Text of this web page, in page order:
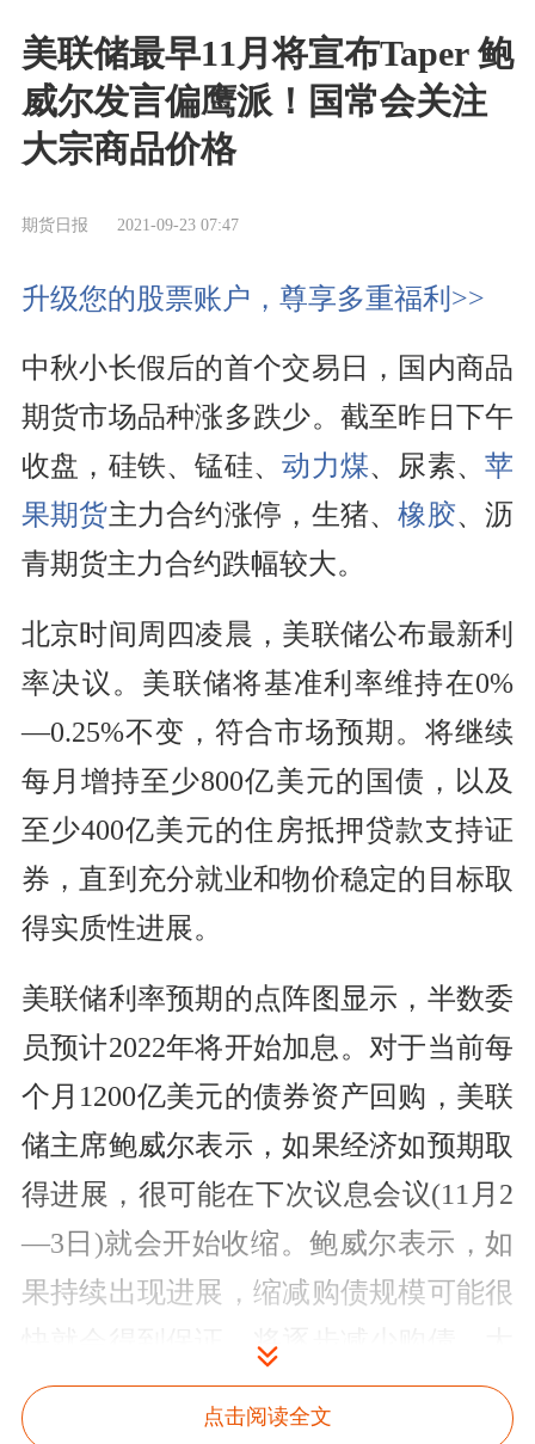
美联储最早11月将宣布Taper 鲍
威尔发言偏鹰派！国常会关注
大宗商品价格
期货日报 2021-09-23 07:47
升级您的股票账户，尊享多重福利>>
中秋小长假后的首个交易日，国内商品
期货市场品种涨多跌少。截至昨日下午
收盘，硅铁、锰硅、动力煤、尿素、苹
果期货主力合约涨停，生猪、橡胶、沥
青期货主力合约跌幅较大。
北京时间周四凌晨，美联储公布最新利
率决议。美联储将基准利率维持在0%
—0.25%不变，符合市场预期。将继续
每月增持至少800亿美元的国债，以及
至少400亿美元的住房抵押贷款支持证
券，直到充分就业和物价稳定的目标取
得实质性进展。
美联储利率预期的点阵图显示，半数委
员预计2022年将开始加息。对于当前每
个月1200亿美元的债券资产回购，美联
储主席鲍威尔表示，如果经济如预期取
得进展，很可能在下次议息会议(11月2
—3日)就会开始收缩。鲍威尔表示，如
果持续出现进展，缩减购债规模可能很
快就会得到保证。将逐步减少购债，大
约在2022年年中结束。
点击阅读全文